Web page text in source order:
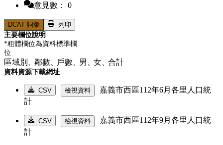
意見數： 0
DCAT 詞彙
列印
主要欄位說明
*粗體欄位為資料標準欄
位
區域別、鄰數、戶數、男、女、合計
資料資源下載網址
CSV 檢視資料
嘉義市西區112年6月各里人口統
計
CSV 檢視資料
嘉義市西區112年9月各里人口統
計